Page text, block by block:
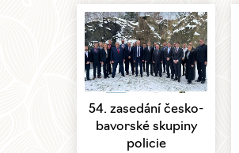
54. zasedání česko-
bavorské skupiny
policie